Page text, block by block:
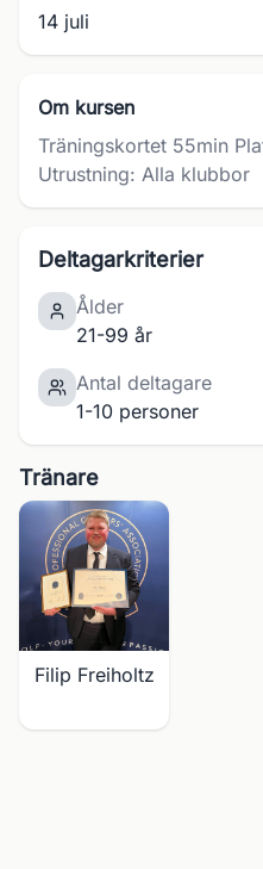
14 juli
Om kursen
Träningskortet 55min
Utrustning: Alla klubbor
Deltagarkriterier
Ålder
21-99 år
Antal deltagare
1-10 personer
Tränare
Filip Freiholtz